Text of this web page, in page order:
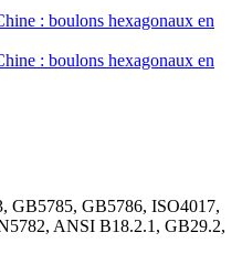
GB5785, GB5786, ISO4017,
ANSI B18.2.1, GB29.2,